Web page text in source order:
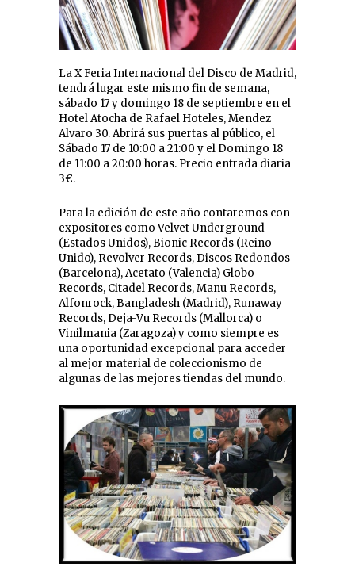
La X Feria Internacional del Disco de Madrid,
tendrá lugar este mismo fin de semana,
sábado 17 y domingo 18 de septiembre en el
Hotel Atocha de Rafael Hoteles, Mendez
Alvaro 30. Abrirá sus puertas al público, el
Sábado 17 de 10:00 a 21:00 y el Domingo 18
de 11:00 a 20:00 horas. Precio entrada diaria
3€.
Para la edición de este año contaremos con
expositores como Velvet Underground
(Estados Unidos), Bionic Records (Reino
Unido), Revolver Records, Discos Redondos
(Barcelona), Acetato (Valencia) Globo
Records, Citadel Records, Manu Records,
Alfonrock, Bangladesh (Madrid), Runaway
Records, Deja-Vu Records (Mallorca) o
Vinilmania (Zaragoza) y como siempre es
una oportunidad excepcional para acceder
al mejor material de coleccionismo de
algunas de las mejores tiendas del mundo.